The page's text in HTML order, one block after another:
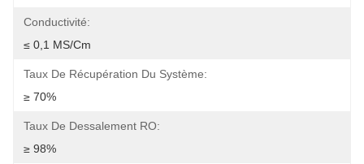
Conductivité:
≤ 0,1 ΜS/cm
Taux De Récupération Du Système:
≥ 70%
Taux De Dessalement RO:
≥ 98%